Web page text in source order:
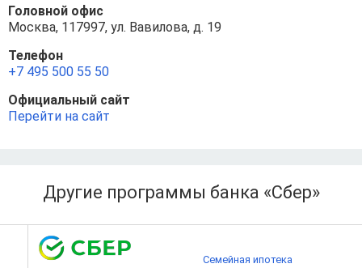
Головной офис
Москва, 117997, ул. Вавилова, д. 19
Телефон
+7 495 500 55 50
Официальный сайт
Перейти на сайт
Другие программы банка «Сбер»
Семейная ипотека